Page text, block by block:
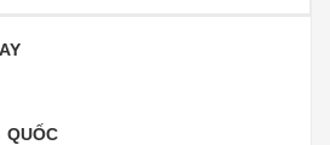
QUỐC